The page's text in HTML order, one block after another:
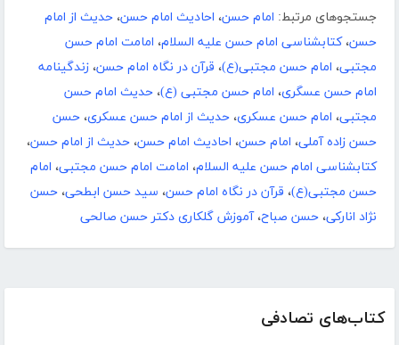
کتاب‌های تصادفی
جستجوهای مرتبط: امام حسن، احادیث امام حسن، حدیث از امام
حسن،کتابشناسی امام حسن علیه السلام، امامت امام حسن
مجتبی، امام حسن مجتبی(ع)، قرآن در نگاه امام حسن، زندگینامه
امام حسن عسگری، امام حسن مجتبی (ع)، حدیث امام حسن
مجتبی، امام حسن عسکری، حدیث از امام حسن عسکری، حسن
حسن زاده آملی، امام حسن، احادیث امام حسن، حدیث از امام حسن،
کتابشناسی امام حسن علیه السلام، امامت امام حسن مجتبی، امام
حسن مجتبی(ع)، قرآن در نگاه امام حسن، سید حسن ابطحی، حسن
نژاد انارکی، حسن صباح،آموزش گلکاری دکتر حسن صالحی